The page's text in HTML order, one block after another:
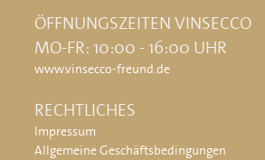
ÖFFNUNGSZEITEN VINSECCO
MO-FR: 10:00 - 16:00 UHR
www.vinsecco-freund.de
RECHTLICHES
Impressum
Allgemeine Geschäftsbedingungen